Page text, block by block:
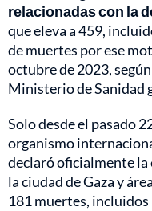
relacionadas con la
que eleva a 459,
de muertes por ese
octubre de 2023,
Ministerio de Sanidad
Solo desde el pasado
organismo
declaró oficialmente la
la ciudad de Gaza y
181 muertes, incluidos